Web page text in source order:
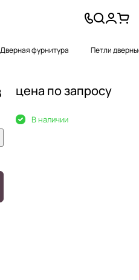
Дверная фурнитура Петли
цена по запросу
В наличии